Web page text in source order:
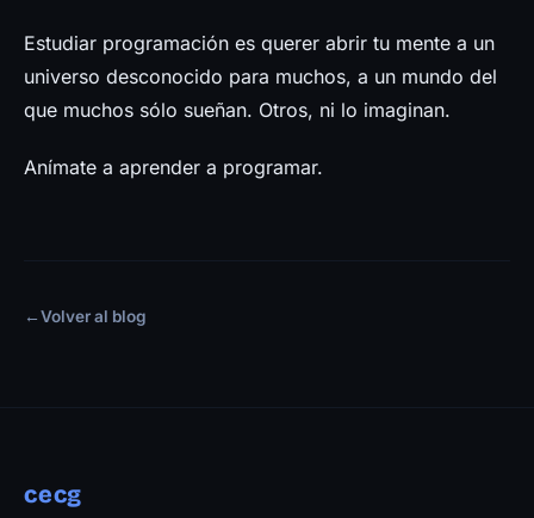
Estudiar programación es querer abrir tu mente a un
universo desconocido para muchos, a un mundo del
que muchos sólo sueñan. Otros, ni lo imaginan.
Anímate a aprender a programar.
←Volver al blog
cecg